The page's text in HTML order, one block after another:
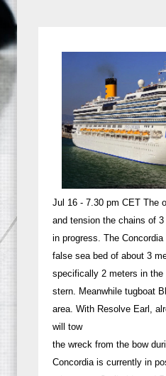
Jul 16 - 7.30 pm CET The
and tension the chains of
in progress. The
false sea bed of about 3
specifically 2 meters in the
stern. Meanwhile tugboat
area. With Resolve Earl,
will tow
the wreck from the bow
Concordia is currently in